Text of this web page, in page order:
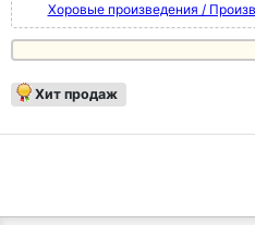
Хоровые произведения /
Хит продаж